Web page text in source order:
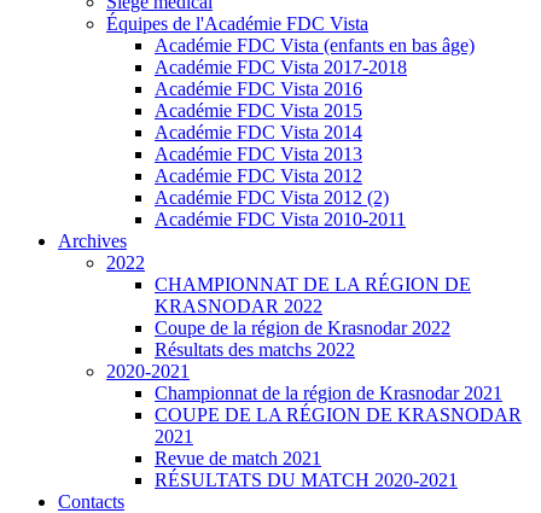
Équipes de l'Académie FDC Vista
Académie FDC Vista (enfants en bas âge)
Académie FDC Vista 2017-2018
Académie FDC Vista 2016
Académie FDC Vista 2015
Académie FDC Vista 2014
Académie FDC Vista 2013
Académie FDC Vista 2012
Académie FDC Vista 2012 (2)
Académie FDC Vista 2010-2011
Archives
2022
CHAMPIONNAT DE LA RÉGION DE
KRASNODAR 2022
Coupe de la région de Krasnodar 2022
Résultats des matchs 2022
2020-2021
Championnat de la région de Krasnodar 2021
COUPE DE LA RÉGION DE KRASNODAR
2021
Revue de match 2021
RÉSULTATS DU MATCH 2020-2021
Contacts